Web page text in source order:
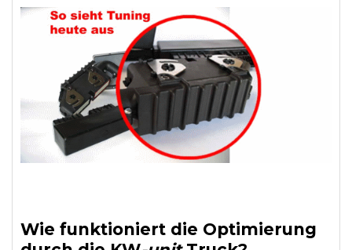
Wie funktioniert die Optimierung